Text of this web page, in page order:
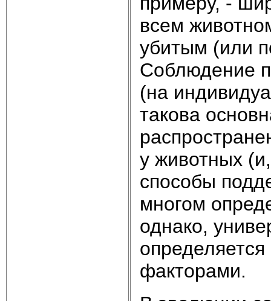
всем
убитым (или
Соблюдение
(на
такова
у животных
способы
многом
однако,
факторами.